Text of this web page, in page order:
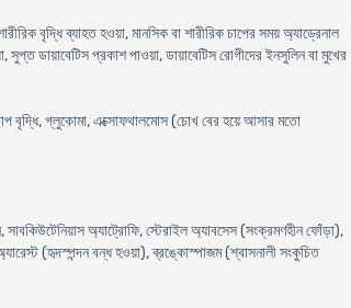
বৃদ্ধি ব্যাহত হওয়া, মানসিক বা শারীরিক চাপের সময় অ্যাড্রেনাল
ডায়াবেটিস প্রকাশ পাওয়া, ডায়াবেটিস রোগীদের ইনসুলিন বা মুখের
বৃদ্ধি, গ্লুকোমা, এক্সোফথালমোস (চোখ বের হয়ে আসার মতো
সাবকিউটেনিয়াস অ্যাট্রোফি, স্টেরাইল অ্যাবসেস (সংক্রমণহীন ফোঁড়া),
অ্যারেস্ট (হৃদস্পন্দন বন্ধ হওয়া), ব্রঙ্কোস্পাজম (শ্বাসনালী সংকুচিত